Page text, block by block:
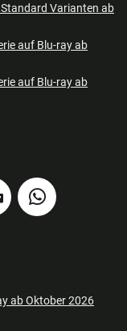
Varianten ab
auf Blu-ray ab
auf Blu-ray ab
ab Oktober 2026